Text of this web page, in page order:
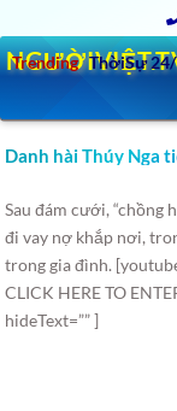
Trending ThờiSự
Danh hài Thúy Nga
Sau đám cưới, “chồng
đi vay nợ khắp nơi,
trong gia đình.
CLICK HERE TO
hideText=”” ]